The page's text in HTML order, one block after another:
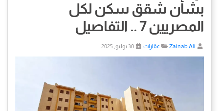
بشأن شقق سكن لكل
المصريين 7 .. التفاصيل
Zainab Ali عقارات